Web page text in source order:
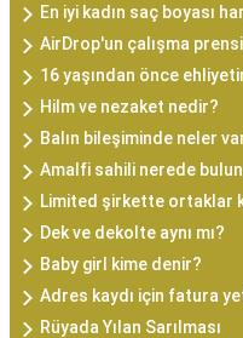
En iyi kadın saç boyası
AirDrop'un çalışma
16 yaşından önce
Hilm ve nezaket nedir?
Balın bileşiminde neler
Amalfi sahili nerede
Limited şirkette ortaklar
Dek ve dekolte aynı mı?
Baby girl kime denir?
Adres kaydı için fatura
Rüyada Yılan Sarılması